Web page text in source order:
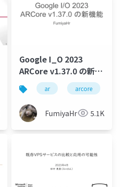
Google I_O 2023
ARCore v1.37.0 の新機
能
ar arcore
FumiyaHr 5.1K